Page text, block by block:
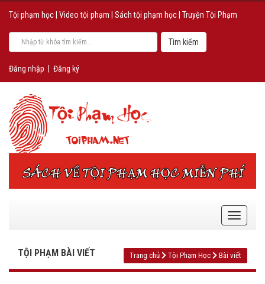
Tội phạm học Video tội phạm Sách tội phạm học Truyện Tội Phạm
Đăng nhập Đăng ký
TỘI PHẠM BÀI VIẾT Trang chủ Tội Phạm Học Bài viết